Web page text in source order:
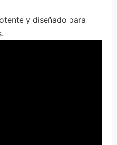
y diseñado para